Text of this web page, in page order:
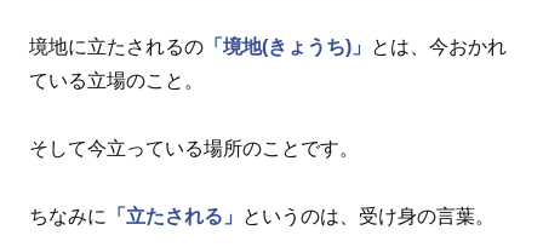
境地に立たされるの 「境地(きょうち)」
とは、今おかれ
ている立場のこと。
そして今立っている場所のことです。
ちなみに 「立たされる」 というのは、受け身の言葉。